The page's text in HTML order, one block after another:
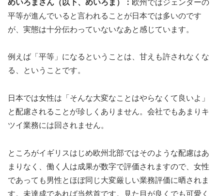
めいろまさん（以下、めいろま）： 欧州ではジェンダーの
平等が進んでいると言われることが日本では多いのです
が、実態は十分伝わっていないなあと感じています。
例えば「平等」になるということは、甘えも許されなくな
る、ということです。
日本では女性は「そんな大変なことはやらなくて良いよ」
と配慮されることが珍しくありません。会社でもあまりキ
ツイ業務には回されません。
ところがイギリスはじめ欧州北部ではそのような配慮はあ
まりなく、働く人は成果が数字で評価されますので、女性
であっても男性とほぼ同じ大変厳しい業務評価に晒されま
す。未達成であれば当然首です。見た目が良くでも可愛く